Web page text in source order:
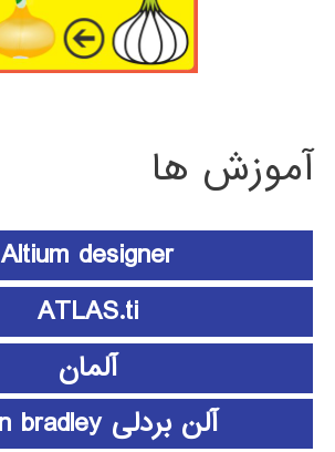
آموزش ها
Altium designer
ATLAS.ti
آلمان
آلن بردلی Allen bradley